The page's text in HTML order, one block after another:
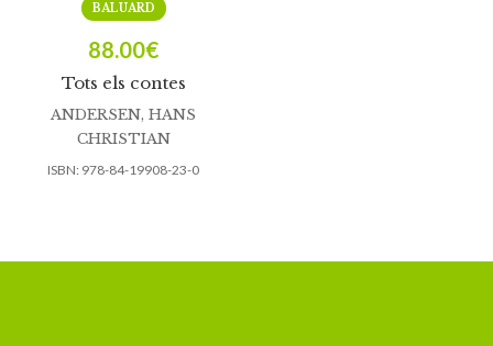
Tots els contes
BALUARD
88.00€
ANDERSEN, HANS
CHRISTIAN
ISBN: 978-84-19908-23-0